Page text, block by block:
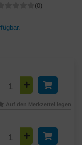
(0)
Auf den Merkzettel legen